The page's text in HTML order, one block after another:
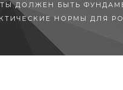
ДОЛЖЕН БЫТЬ
НОРМЫ ДЛЯ